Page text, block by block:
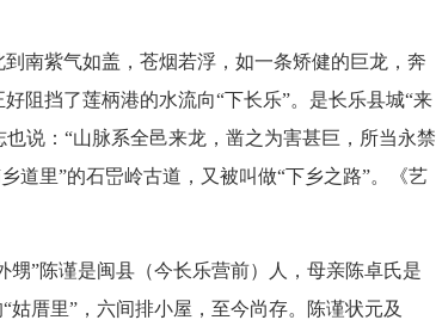
南紫气如盖，苍烟若浮，如一条矫健的巨龙，奔
阻挡了莲柄港的水流向“下长乐”。是长乐县城“来
说：“山脉系全邑来龙，凿之为害甚巨，所当永禁
道里”的石岊岭古道，又被叫做“下乡之路”。《艺
”陈谨是闽县（今长乐营前）人，母亲陈卓氏是
厝里”，六间排小屋，至今尚存。陈谨状元及